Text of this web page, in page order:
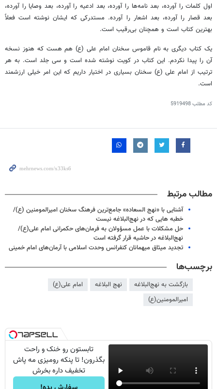
اول کلمات را آورده، بعد نامه‌ها را آورده، بعد ادعیه را آورده، بعد وصایا را آورده،
بعد قصار را آورده، بعد اشعار را آورده. مستدرکی که ایشان نوشته است فعلاً
بهترین کتاب است و همچنان بی‌رقیب است.
یک کتاب دیگری به نام قاموس سخنان امام علی (ع) هم هست که هنوز نسخه
آن را پیدا نکردم. این کتاب در کویت نوشته شده است و سی جلد است. به هر
ترتیب از امام علی (ع) سخنان بسیاری در اختیار داریم که این امر خیلی ارزشمند
است.
کد مطلب5919498
مطالب مرتبط
آشنایی با «نهج السعاده» جامع‌ترین فرهنگ سخنان امیرالمومنین (ع)/
خطبه هایی که در نهج‌البلاغه نیست
حل مشکلات با عمل مسؤولان به فرمان‌های حکمرانی امام علی(ع)/
نهج‌البلاغه در حاشیه قرار گرفته است
تجدید میثاق میهمانان کنفرانس وحدت اسلامی با آرمان‌های امام خمینی
برچسب‌ها
بازگشت به نهج‌البلاغه نهج البلاغه
امام علی(ع)
امیرالمومنین(ع)
تابستون رو خنک و راحت
بگذرون! تا پنکه رومیزی مه پاش
تخفیف داره بخرش